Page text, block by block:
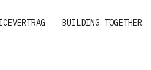
BUILDING TOGETHER